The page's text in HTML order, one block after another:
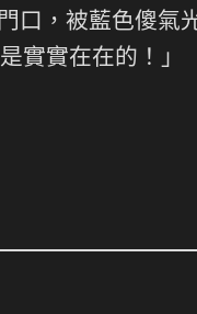
口，被藍色傻氣
實實在在的！」